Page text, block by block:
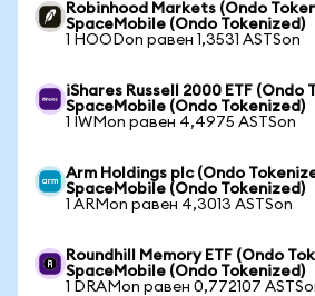
Robinhood Markets (Ondo
SpaceMobile (Ondo Tokenized)
1 HOODon равен 1,3531 ASTSon
iShares Russell 2000 ETF (Ondo
SpaceMobile (Ondo Tokenized)
1 IWMon равен 4,4975 ASTSon
Arm Holdings plc (Ondo
SpaceMobile (Ondo Tokenized)
1 ARMon равен 4,3013 ASTSon
Roundhill Memory ETF (Ondo
SpaceMobile (Ondo Tokenized)
1 DRAMon равен 0,772107